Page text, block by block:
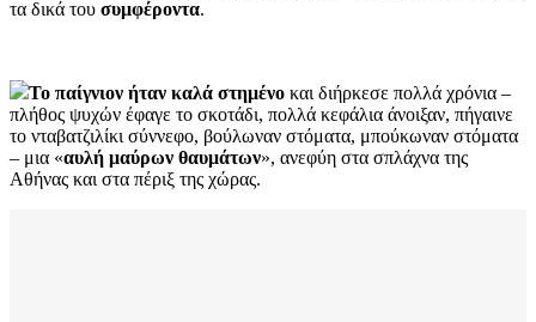
τα δικά του συμφέροντα.
Το παίγνιον ήταν καλά στημένο και διήρκεσε πολλά χρόνια –
πλήθος ψυχών έφαγε το σκοτάδι, πολλά κεφάλια άνοιξαν, πήγαινε
το νταβατζιλίκι σύννεφο, βούλωναν στόματα, μπούκωναν στόματα
– μια «αυλή μαύρων θαυμάτων», ανεφύη στα σπλάχνα της
Αθήνας και στα πέριξ της χώρας.